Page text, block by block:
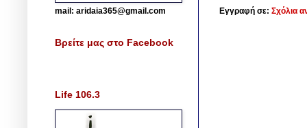
Εγγραφή σε: Σχόλια
mail: aridaia365@gmail.com
Βρείτε μας στο Facebook
Life 106.3